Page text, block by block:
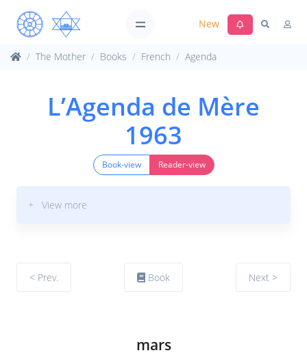
New
The Mother Books French Agenda
L’Agenda de Mère
1963
Book-view Reader-view
+ View more
< Prev. Book Next >
mars